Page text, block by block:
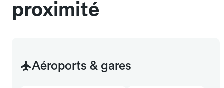
proximité
Aéroports & gares